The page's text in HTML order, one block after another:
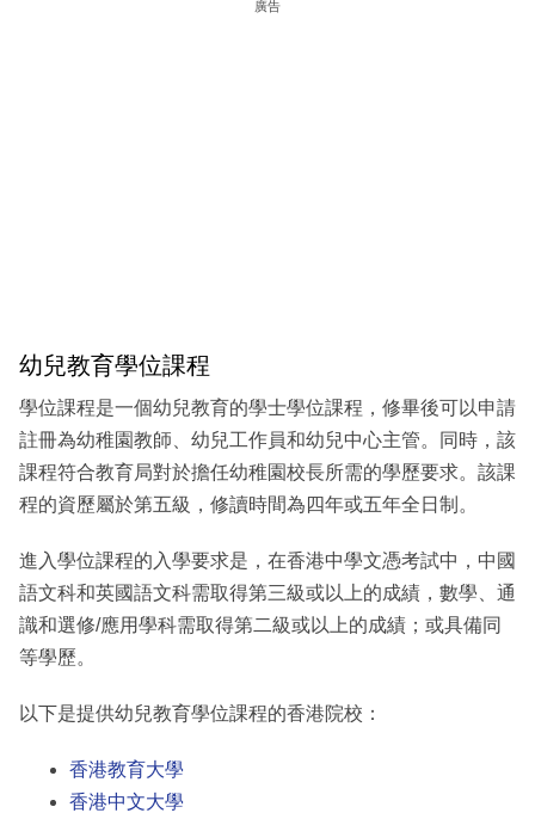
廣告
幼兒教育學位課程
學位課程是一個幼兒教育的學士學位課程，修畢後可以申請
註冊為幼稚園教師、幼兒工作員和幼兒中心主管。同時，該
課程符合教育局對於擔任幼稚園校長所需的學歷要求。該課
程的資歷屬於第五級，修讀時間為四年或五年全日制。
進入學位課程的入學要求是，在香港中學文憑考試中，中國
語文科和英國語文科需取得第三級或以上的成績，數學、通
識和選修/應用學科需取得第二級或以上的成績；或具備同
等學歷。
以下是提供幼兒教育學位課程的香港院校：
香港教育大學
香港中文大學